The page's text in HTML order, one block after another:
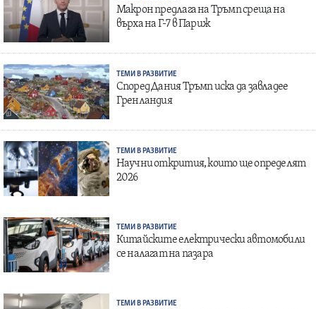
Макрон предлага на Тръмп среща на
върха на Г-7 в Париж
ТЕМИ В РАЗВИТИЕ
Според Дания Тръмп иска да завладее
Гренландия
ТЕМИ В РАЗВИТИЕ
Научни открития, които ще определят
2026
ТЕМИ В РАЗВИТИЕ
Китайските електрически автомобили
се налагат на пазара
ТЕМИ В РАЗВИТИЕ